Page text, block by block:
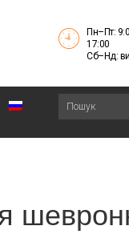
Пн–Пт:
17:00
Сб–Нд: